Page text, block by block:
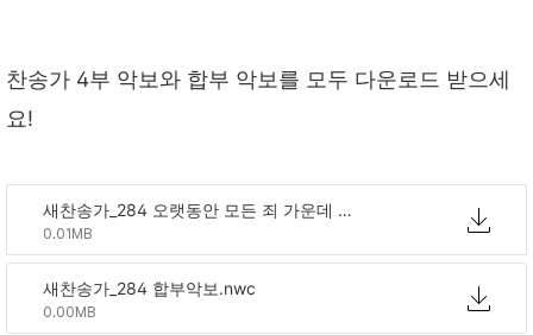
찬송가 4부 악보와 합부 악보를 모두 다운로드 받으세
요!
새찬송가_284 오랫동안 모든 죄 가운데 빠져.nwc
0.01MB
새찬송가_284 합부악보.nwc
0.00MB